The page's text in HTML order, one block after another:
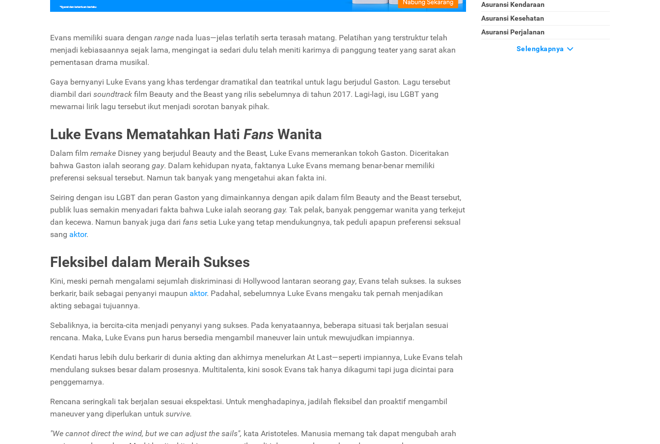
Evans memiliki suara dengan range nada luas—jelas terlatih serta terasah matang. Pelatihan yang terstruktur telah
menjadi kebiasaannya sejak lama, mengingat ia sedari dulu telah meniti karirnya di panggung teater yang sarat akan
pementasan drama musikal.
Gaya bernyanyi Luke Evans yang khas terdengar dramatikal dan teatrikal untuk lagu berjudul Gaston. Lagu tersebut
diambil dari soundtrack film Beauty and the Beast yang rilis sebelumnya di tahun 2017. Lagi-lagi, isu LGBT yang
mewarnai lirik lagu tersebut ikut menjadi sorotan banyak pihak.
Luke Evans Mematahkan Hati Fans Wanita
Dalam film remake Disney yang berjudul Beauty and the Beast, Luke Evans memerankan tokoh Gaston. Diceritakan
bahwa Gaston ialah seorang gay. Dalam kehidupan nyata, faktanya Luke Evans memang benar-benar memiliki
preferensi seksual tersebut. Namun tak banyak yang mengetahui akan fakta ini.
Seiring dengan isu LGBT dan peran Gaston yang dimainkannya dengan apik dalam film Beauty and the Beast tersebut,
publik luas semakin menyadari fakta bahwa Luke ialah seorang gay. Tak pelak, banyak penggemar wanita yang terkejut
dan kecewa. Namun banyak juga dari fans setia Luke yang tetap mendukungnya, tak peduli apapun preferensi seksual
sang aktor.
Fleksibel dalam Meraih Sukses
Kini, meski pernah mengalami sejumlah diskriminasi di Hollywood lantaran seorang gay, Evans telah sukses. Ia sukses
berkarir, baik sebagai penyanyi maupun aktor. Padahal, sebelumnya Luke Evans mengaku tak pernah menjadikan
akting sebagai tujuannya.
Sebaliknya, ia bercita-cita menjadi penyanyi yang sukses. Pada kenyataannya, beberapa situasi tak berjalan sesuai
rencana. Maka, Luke Evans pun harus bersedia mengambil maneuver lain untuk mewujudkan impiannya.
Kendati harus lebih dulu berkarir di dunia akting dan akhirnya menelurkan At Last—seperti impiannya, Luke Evans telah
mendulang sukses besar dalam prosesnya. Multitalenta, kini sosok Evans tak hanya dikagumi tapi juga dicintai para
penggemarnya.
Rencana seringkali tak berjalan sesuai ekspektasi. Untuk menghadapinya, jadilah fleksibel dan proaktif mengambil
maneuver yang diperlukan untuk survive.
"We cannot direct the wind, but we can adjust the sails", kata Aristoteles. Manusia memang tak dapat mengubah arah
Asuransi Kendaraan
Asuransi Kesehatan
Asuransi Perjalanan
Selengkapnya